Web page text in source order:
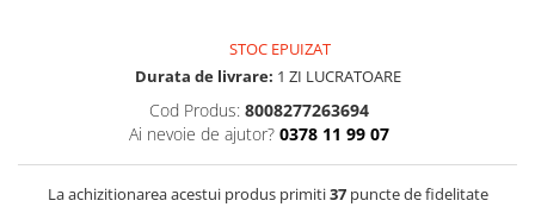
STOC EPUIZAT
Durata de livrare: 1 ZI LUCRATOARE
Cod Produs: 8008277263694
Ai nevoie de ajutor? 0378 11 99 07
La achizitionarea acestui produs primiti37puncte de fidelitate